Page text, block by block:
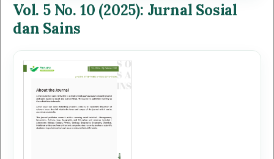
Vol. 5 No. 10 (2025): Jurnal Sosial
dan Sains